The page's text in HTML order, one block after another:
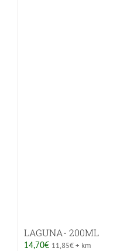
LAGUNA- 200ML
14,70€ 11,85€+ km